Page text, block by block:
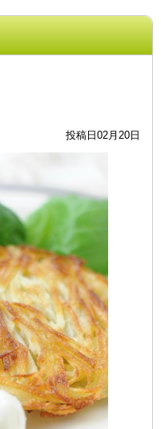
投稿日02月20日